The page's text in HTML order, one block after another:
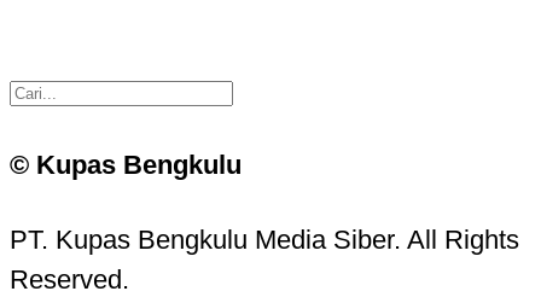
© Kupas Bengkulu
PT. Kupas Bengkulu Media Siber. All Rights
Reserved.